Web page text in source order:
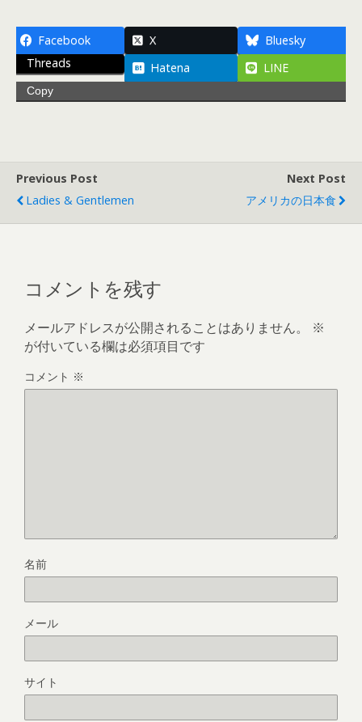
Facebook X
Bluesky
Threads
Hatena LINE
Copy
Previous Post
Ladies & Gentlemen
Next Post
アメリカの日本食
コメントを残す
メールアドレスが公開されることはありません。
※
が付いている欄は必須項目です
コメント ※
名前
メール
サイト